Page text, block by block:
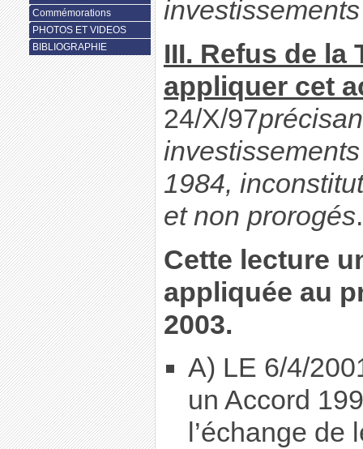
investissements
III. Refus de la
appliquer cet
24/X/97
1984,
et non prorogés.
Cette lecture
appliquée au
2003.
A) LE 6/4/
un Accord
l’échange
Commémorations
PHOTOS ET VIDEOS
BIBLIOGRAPHIE